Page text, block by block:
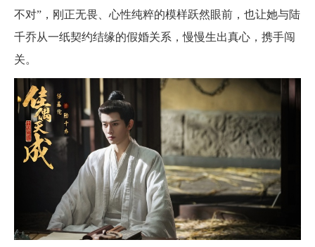
不对”，刚正无畏、心性纯粹的模样跃然眼前，也让她与陆
千乔从一纸契约结缘的假婚关系，慢慢生出真心，携手闯
关。